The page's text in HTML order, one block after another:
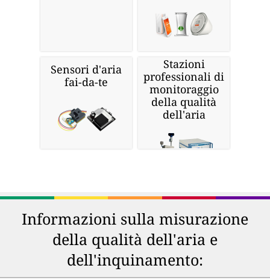
Sensori d'aria
fai-da-te
Stazioni
professionali di
monitoraggio
della qualità
dell'aria
Informazioni sulla misurazione
della qualità dell'aria e
dell'inquinamento: